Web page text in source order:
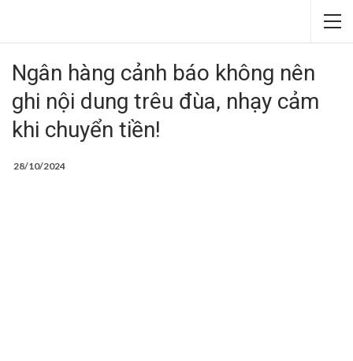
Ngân hàng cảnh báo không nên
ghi nội dung trêu đùa, nhạy cảm
khi chuyển tiền!
28/10/2024